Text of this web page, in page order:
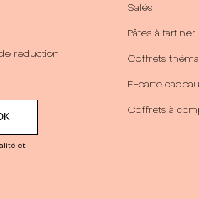
réduction
et
Salés
Pâtes à tartiner
Coffrets
E-carte cadeau
Coffrets à